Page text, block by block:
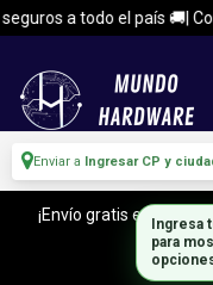
a todo el país 🚚|
Enviar a Ingresar CP y
¡Envío gratis en CABA
Ingresa
para